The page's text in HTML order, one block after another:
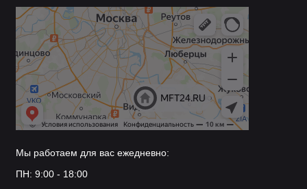
Мы работаем для вас ежедневно:
ПН: 9:00 - 18:00